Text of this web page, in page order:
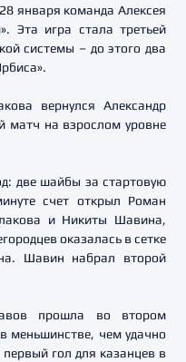
января команда Алексея
Эта игра стала третьей
системы – до этого два
вернулся Александр
матч на взрослом уровне
две шайбы за стартовую
счет открыл Роман
и Никиты Шавина,
оказалась в сетке
Шавин набрал второй
прошла во втором
меньшинстве, чем удачно
гол для казанцев в